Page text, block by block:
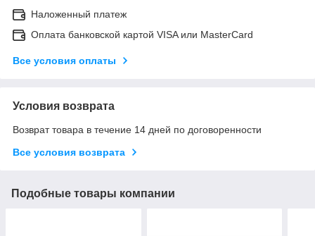
Наложенный платеж
Оплата банковской картой VISA или MasterCard
Все условия оплаты
Условия возврата
Возврат товара в течение 14 дней по договоренности
Все условия возврата
Подобные товары компании